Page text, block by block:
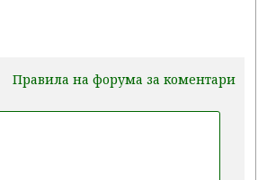
Правила на форума за коментари